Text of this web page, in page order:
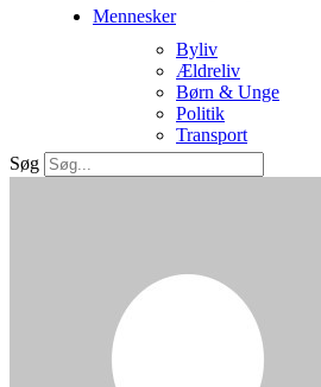
Mennesker
Byliv
Ældreliv
Børn & Unge
Politik
Transport
Søg